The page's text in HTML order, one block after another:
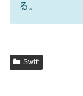
る。
Swift